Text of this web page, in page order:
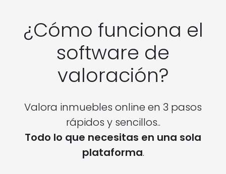
¿Cómo funciona el
software de
valoración?
Valora inmuebles online en 3 pasos
rápidos y sencillos..
Todo lo que necesitas en una sola
plataforma.